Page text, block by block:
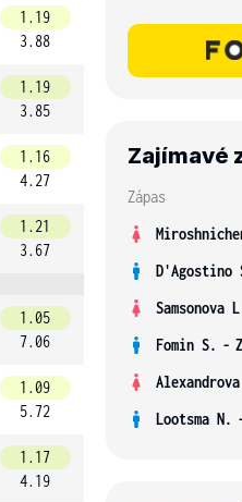
1.19
3.88
1.19
3.85
1.16
4.27
1.21
3.67
1.05
7.06
1.09
5.72
1.17
4.19
Zajímavé
Zápas
D'Agostino
Samsonova
Fomin S. -
Lootsma N.